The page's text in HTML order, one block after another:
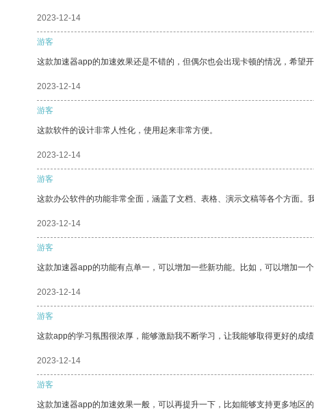
2023-12-14
游客
这款加速器app的加速效果还是不错的，但偶尔也会出现卡顿的情况，希望开
2023-12-14
游客
这款软件的设计非常人性化，使用起来非常方便。
2023-12-14
游客
这款办公软件的功能非常全面，涵盖了文档、表格、演示文稿等各个方面。
2023-12-14
游客
这款加速器app的功能有点单一，可以增加一些新功能。比如，可以增加一
2023-12-14
游客
这款app的学习氛围很浓厚，能够激励我不断学习，让我能够取得更好的成绩
2023-12-14
游客
这款加速器app的加速效果一般，可以再提升一下，比如能够支持更多地区的